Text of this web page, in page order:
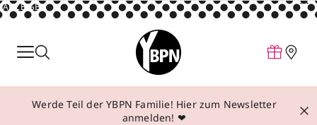
ANZEIGE
Parfum
Make-up
Werde Teil der YBPN Familie! Hier zum Newsletter
anmelden! ❤